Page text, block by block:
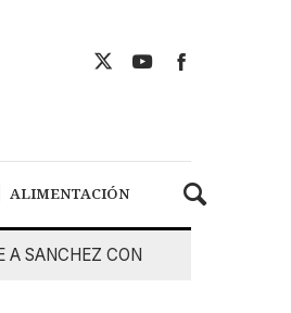
ALIMENTACIÓN
CON DUREZA